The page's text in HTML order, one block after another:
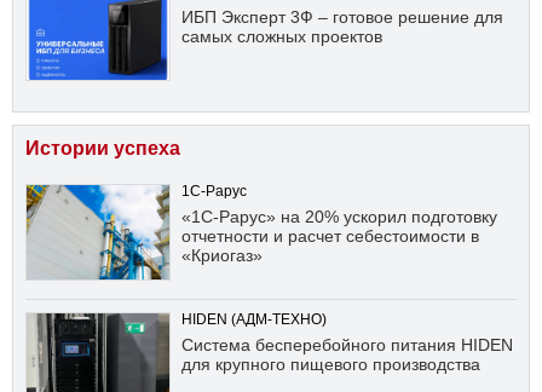
ИБП Эксперт 3Ф – готовое решение для
самых сложных проектов
Истории успеха
1С-Рарус
«1С-Рарус» на 20% ускорил подготовку
отчетности и расчет себестоимости в
«Криогаз»
HIDEN (АДМ-ТЕХНО)
Система бесперебойного питания HIDEN
для крупного пищевого производства